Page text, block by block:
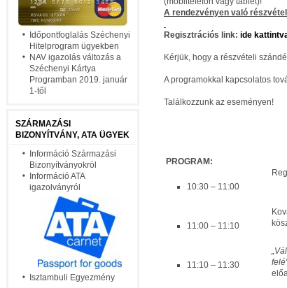
Időpontfoglalás Széchenyi
Hitelprogram ügyekben
NAV igazolás változás a
Széchenyi Kártya
Programban 2019. január
1-től
SZÁRMAZÁSI
BIZONYÍTVÁNY, ATA ÜGYEK
Információ Származási
Bizonyítványokról
Információ ATA
igazolványról
Isztambuli Egyezmény
A rendezvényen való
Regisztrációs link: ide
Kérjük, hogy a részvételi
A programokkal kapcsolatos
Találkozzunk az eseményen!
PROGRAM :
10:30 ‒ 11:00
11:00 ‒ 11:10
11:10 ‒ 11:30